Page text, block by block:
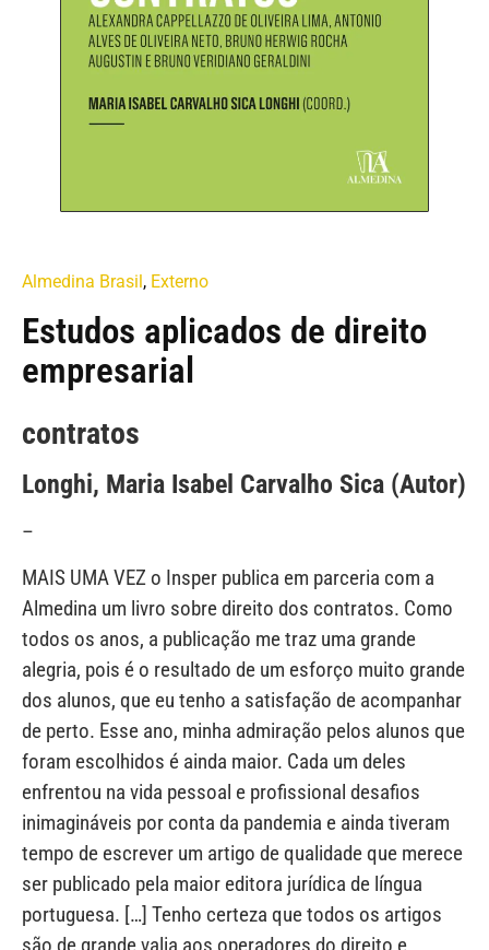
Almedina Brasil, Externo
Estudos aplicados de direito
empresarial
contratos
Longhi, Maria Isabel Carvalho Sica (Autor)
–
MAIS UMA VEZ o Insper publica em parceria com a
Almedina um livro sobre direito dos contratos. Como
todos os anos, a publicação me traz uma grande
alegria, pois é o resultado de um esforço muito grande
dos alunos, que eu tenho a satisfação de acompanhar
de perto. Esse ano, minha admiração pelos alunos que
foram escolhidos é ainda maior. Cada um deles
enfrentou na vida pessoal e profissional desafios
inimagináveis por conta da pandemia e ainda tiveram
tempo de escrever um artigo de qualidade que merece
ser publicado pela maior editora jurídica de língua
portuguesa. […] Tenho certeza que todos os artigos